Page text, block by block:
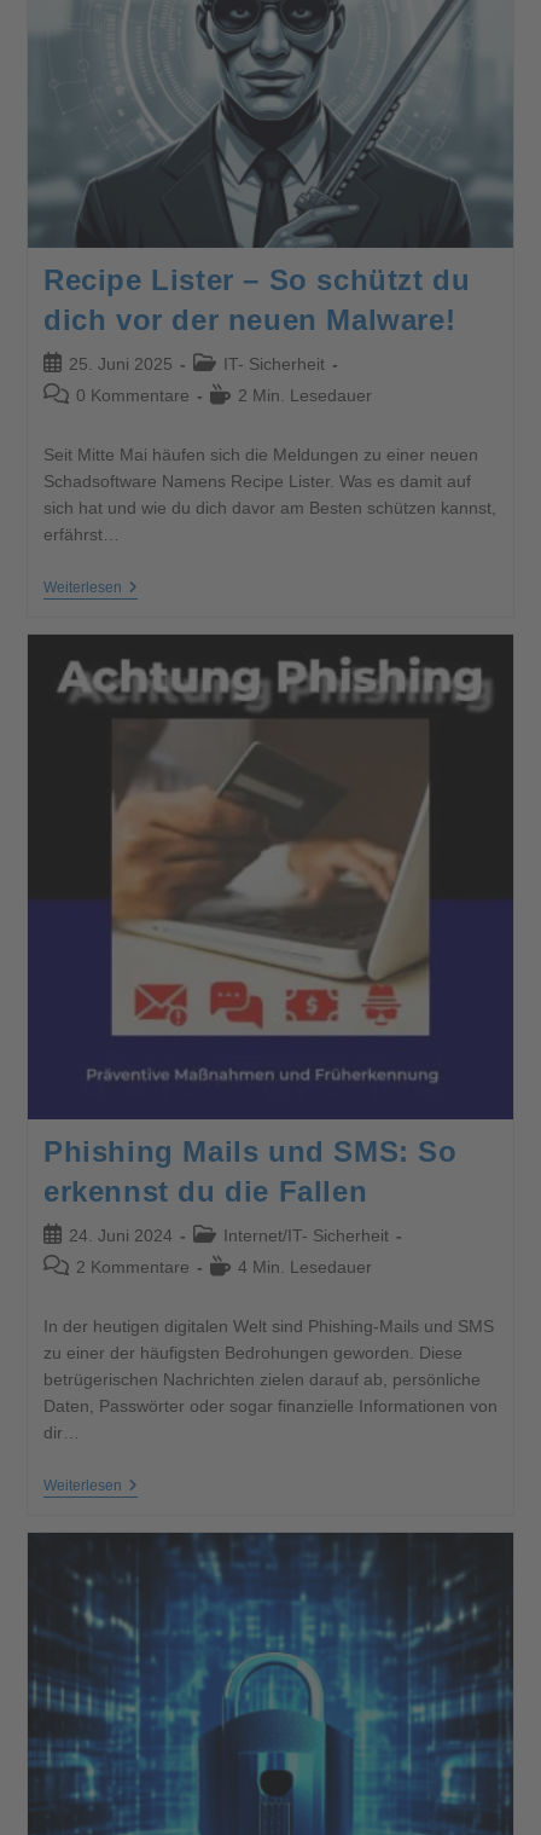
Recipe Lister – So schützt du
dich vor der neuen Malware!
25. Juni 2025
IT- Sicherheit
0 Kommentare
2 Min. Lesedauer
Seit Mitte Mai häufen sich die Meldungen zu einer neuen
Schadsoftware Namens Recipe Lister. Was es damit auf
sich hat und wie du dich davor am Besten schützen kannst,
erfährst…
Weiterlesen
Phishing Mails und SMS: So
erkennst du die Fallen
24. Juni 2024 Internet/IT- Sicherheit
2 Kommentare
4 Min. Lesedauer
In der heutigen digitalen Welt sind Phishing-Mails und SMS
zu einer der häufigsten Bedrohungen geworden. Diese
betrügerischen Nachrichten zielen darauf ab, persönliche
Daten, Passwörter oder sogar finanzielle Informationen von
dir…
Weiterlesen